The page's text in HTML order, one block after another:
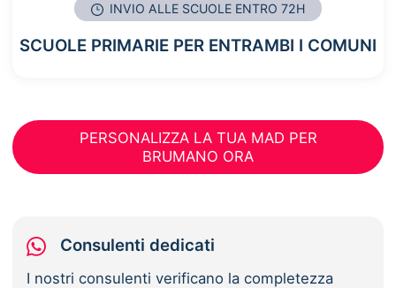
INVIO ALLE SCUOLE ENTRO 72H
SCUOLE PRIMARIE PER ENTRAMBI I COMUNI
PERSONALIZZA LA TUA MAD PER
BRUMANO ORA
Consulenti dedicati
I nostri consulenti verificano la completezza